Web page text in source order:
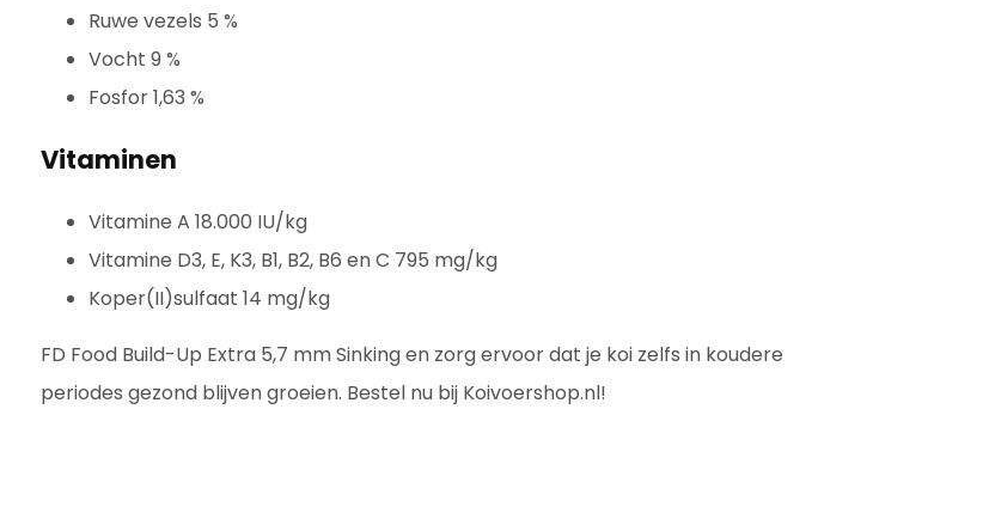
Ruwe vezels 5 %
Vocht 9 %
Fosfor 1,63 %
Vitaminen
Vitamine A 18.000 IU/kg
Vitamine D3, E, K3, B1, B2, B6 en C 795 mg/kg
Koper(II)sulfaat 14 mg/kg
FD Food Build-Up Extra 5,7 mm Sinking en zorg ervoor dat je koi zelfs in koudere
periodes gezond blijven groeien. Bestel nu bij Koivoershop.nl!